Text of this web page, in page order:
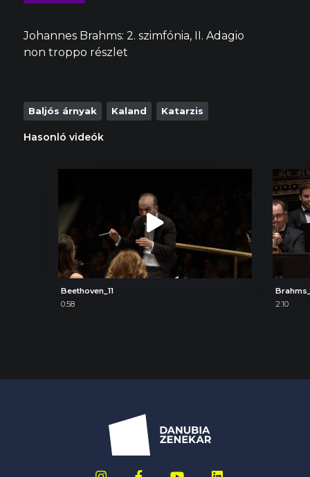
Johannes Brahms: 2. szimfónia, II. Adagio
non troppo részlet
Baljós árnyak Kaland Katarzis
Hasonló videók
Beethoven_11
0:58
2:10